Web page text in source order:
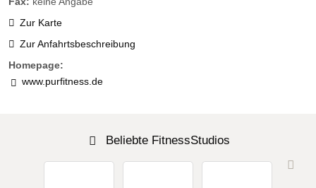
Zur Karte
Zur Anfahrtsbeschreibung
Homepage:
www.purfitness.de
Beliebte FitnessStudios